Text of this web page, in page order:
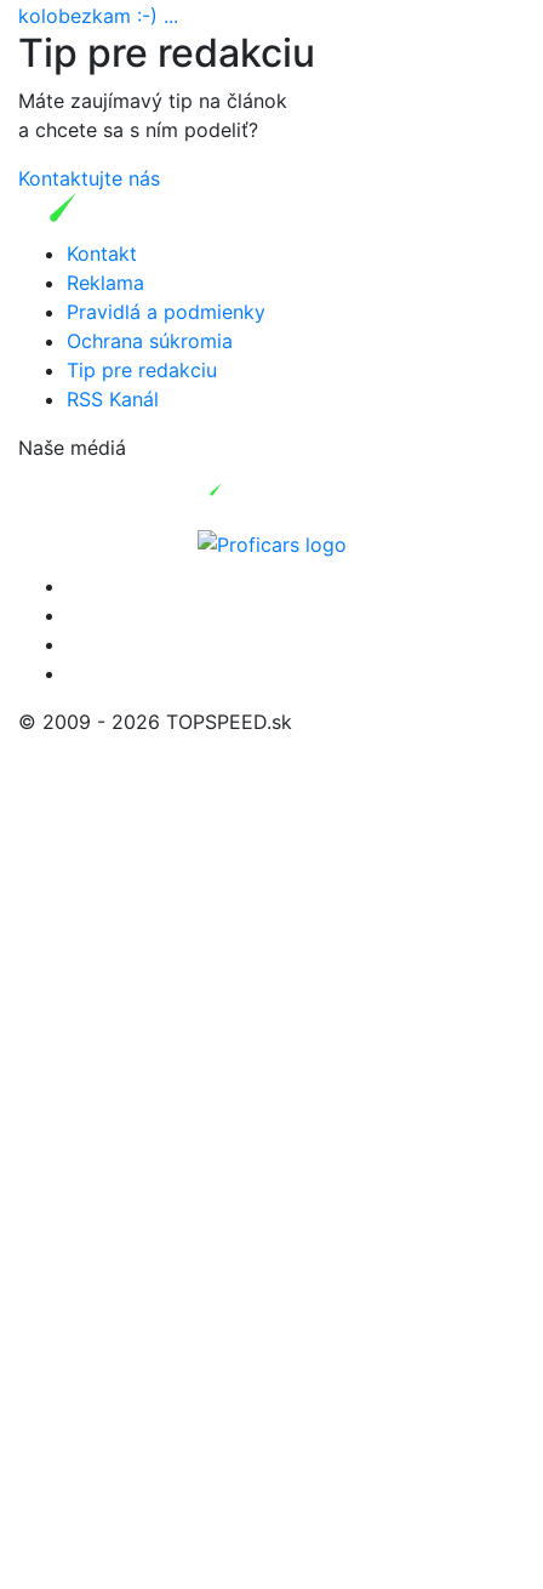
kolobezkam :-) ...
Tip pre redakciu
Máte zaujímavý tip na článok
a chcete sa s ním podeliť?
Kontaktujte nás
Kontakt
Reklama
Pravidlá a podmienky
Ochrana súkromia
Tip pre redakciu
RSS Kanál
Naše médiá
© 2009 - 2026 TOPSPEED.sk